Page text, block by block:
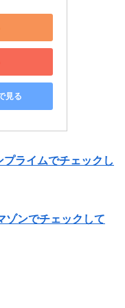
見る
ライムでチェックし
ゾンでチェックして